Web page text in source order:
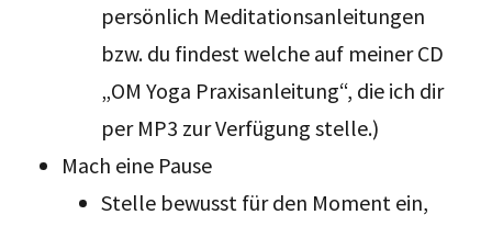
persönlich Meditationsanleitungen
bzw. du findest welche auf meiner CD
„OM Yoga Praxisanleitung“, die ich dir
per MP3 zur Verfügung stelle.)
Mach eine Pause
Stelle bewusst für den Moment ein,